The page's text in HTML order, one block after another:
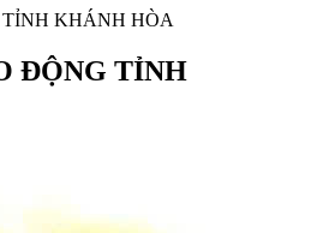
KHÁNH HÒA
ĐỘNG TỈNH